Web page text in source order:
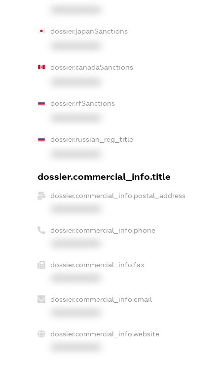
dossier.japanSanctions
dossier.canadaSanctions
dossier.rfSanctions
dossier.russian_reg_title
dossier.commercial_info.title
dossier.commercial_info.postal_address
dossier.commercial_info.phone
dossier.commercial_info.fax
dossier.commercial_info.email
dossier.commercial_info.website